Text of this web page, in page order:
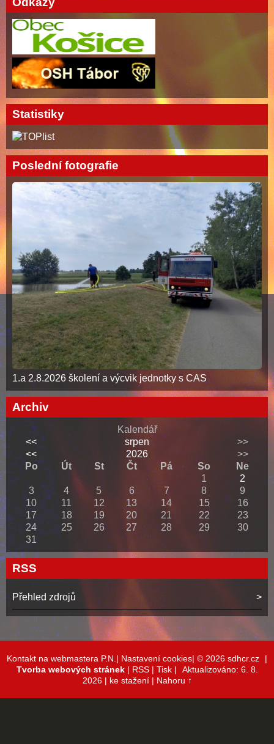
Statistiky
Poslední fotografie
1.a 2.8.2026 školení a výcvik jednotky s CAS
Archiv
Kalendář
<<
srpen
>>
<<
2026
>>
Po
Út St Čt Pá So
Ne
1
2
3
4 5 6 7 8
9
10
11 12 13 14 15
16
17
18 19 20 21 22
23
24
25 26 27 28 29
30
31
RSS
Přehled zdrojů
Kontakt na webmastera P.N.| Nastavení cookies| © 2026 sdhcr.cz
|
Tvorba webových stránek| RSS| Tisk|
Aktualizováno: 6. 8.
2026 | ke stažení | Nahoru ↑